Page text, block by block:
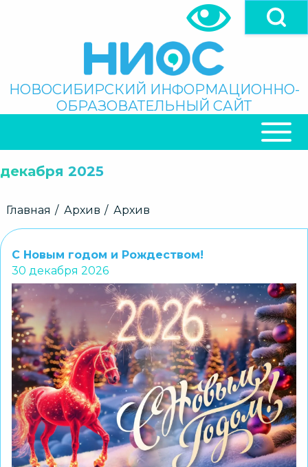
Поиск
НОВОСИБИРСКИЙ ИНФОРМАЦИОННО-
ОБРАЗОВАТЕЛЬНЫЙ САЙТ
НАВИГАЦИЯ
декабря 2025
Строка
Главная Архив Архив
С Новым годом и Рождеством!
30 декабря 2026